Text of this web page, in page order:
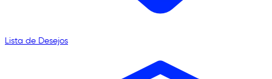
Lista de Desejos